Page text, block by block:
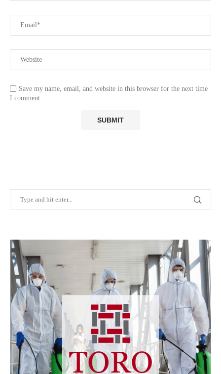
Save my name, email, and website in this browser for the next time
I comment.